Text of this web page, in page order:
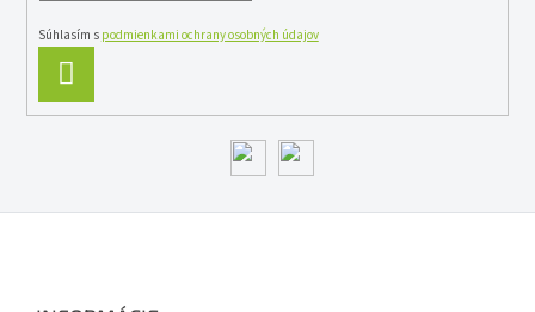
Súhlasím s podmienkami ochrany osobných údajov
SA